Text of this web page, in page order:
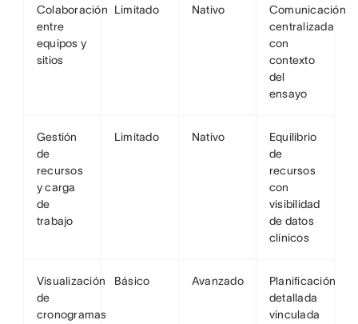
Colaboración
entre
equipos y
sitios
Limitado Nativo
Comunicación
centralizada
con
contexto
del
ensayo
Gestión
de
recursos
y carga
de
trabajo
Limitado Nativo
Equilibrio
de
recursos
con
visibilidad
de datos
clínicos
Visualización
de
cronogramas
Básico Avanzado
Planificación
detallada
vinculada